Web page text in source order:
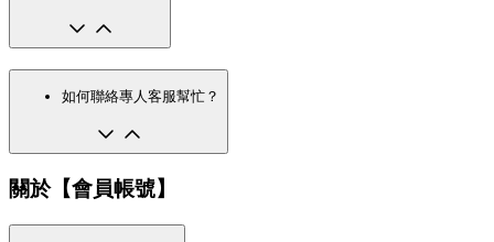
如何聯絡專人客服幫忙？
關於【會員帳號】